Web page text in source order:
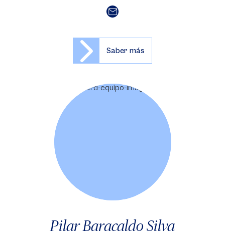
Saber más
Pilar Baracaldo Silva